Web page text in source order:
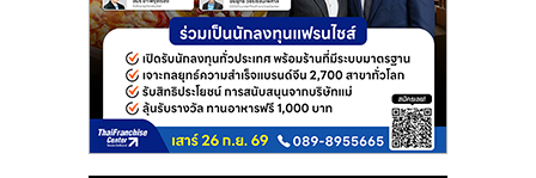
ขาย
หน้า